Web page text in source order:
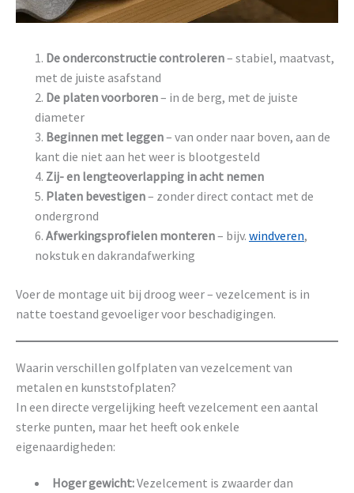
De onderconstructie controleren– stabiel, maatvast,
met de juiste asafstand
De platen voorboren– in de berg, met de juiste
diameter
Beginnen met leggen– van onder naar boven, aan de
kant die niet aan het weer is blootgesteld
Zij- en lengteoverlapping in acht nemen
Platen bevestigen– zonder direct contact met de
ondergrond
Afwerkingsprofielen monteren– bijv. windveren,
nokstuk en dakrandafwerking
Voer de montage uit bij droog weer – vezelcement is in
natte toestand gevoeliger voor beschadigingen.
Waarin verschillen golfplaten van vezelcement van
metalen en kunststofplaten?
In een directe vergelijking heeft vezelcement een aantal
sterke punten, maar het heeft ook enkele
eigenaardigheden:
Hoger gewicht:Vezelcement is zwaarder dan